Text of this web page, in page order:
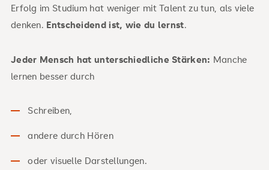
Erfolg im Studium hat weniger mit Talent zu tun, als viele
denken. Entscheidend ist, wie du lernst.
Jeder Mensch hat unterschiedliche Stärken: Manche
lernen besser durch
Schreiben,
andere durch Hören
oder visuelle Darstellungen.